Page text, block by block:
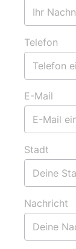
Telefon
E-Mail
Stadt
Nachricht